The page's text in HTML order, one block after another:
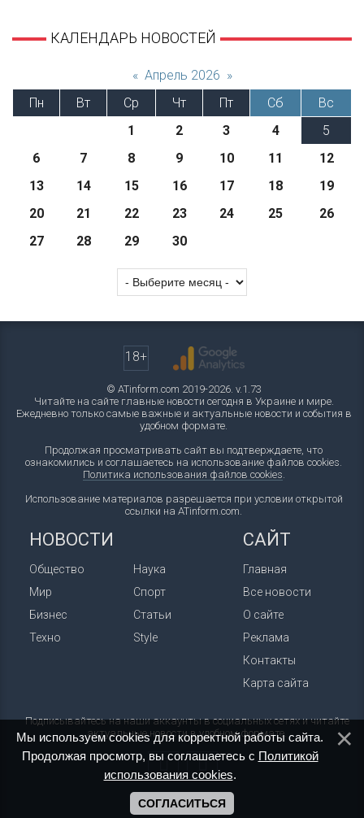
КАЛЕНДАРЬ НОВОСТЕЙ
« Апрель 2026 »
Пн
Вт Ср Чт Пт Сб
Вс
1
2 3 4
5
6
7 8 9 10 11
12
13
14 15 16 17 18
19
20
21 22 23 24 25
26
27
28 29 30
18+
© ATinform.com 2019-2026. v.1.73
Читайте на сайте главные новости сегодня в Украине и мире.
Ежедневно только самые важные и актуальные новости и события в
удобном формате.
Продолжая просматривать сайт вы подтверждаете, что
ознакомились и соглашаетесь на использование файлов cookies.
Политика использования файлов cookies.
Использование материалов разрешается при условии открытой
ссылки на ATinform.com.
НОВОСТИ
Общество
Мир
Бизнес
Техно
Наука
Спорт
Статьи
Style
САЙТ
Главная
Все новости
О сайте
Реклама
Контакты
Карта сайта
Подписывайтесь на наши аккаунты в социальных сетях и читайте
актуальные новости в удобном формате.
Мы используем cookies для корректной работы сайта.
Продолжая просмотр, вы соглашаетесь с Политикой
использования cookies.
СОГЛАСИТЬСЯ